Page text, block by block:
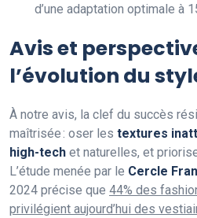
d’une adaptation optimale à
Avis et
l’évolution du
À notre avis, la clef du succès
maîtrisée : oser les textures
high-tech et naturelles, et
L’étude menée par le Cercle
2024 précise que 44% des
privilégient aujourd’hui des